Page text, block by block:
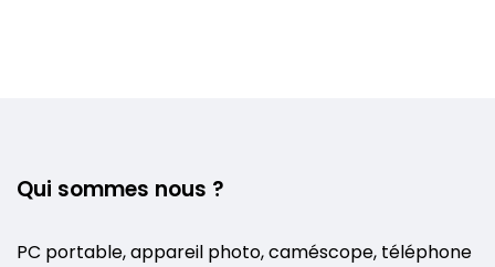
Qui sommes nous ?
PC portable, appareil photo, caméscope, téléphone